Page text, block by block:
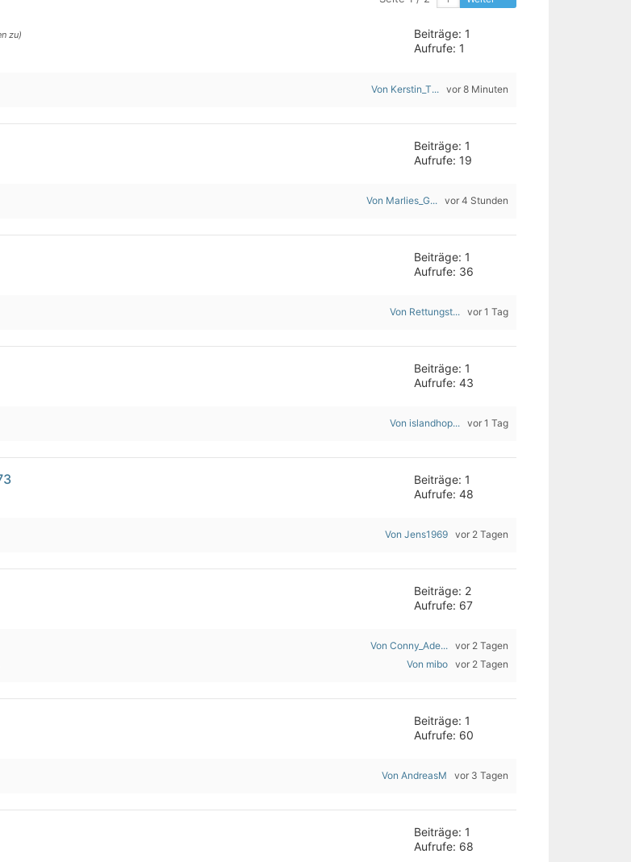
zu)
Beiträge: 1
Aufrufe: 1
Von Kerstin_T... vor 8 Minuten
Beiträge: 1
Aufrufe: 19
Von Marlies_G... vor 4 Stunden
Beiträge: 1
Aufrufe: 36
Von Rettungst... vor 1 Tag
Beiträge: 1
Aufrufe: 43
Von islandhop... vor 1 Tag
Beiträge: 1
Aufrufe: 48
Von Jens1969 vor 2 Tagen
Beiträge: 2
Aufrufe: 67
Von Conny_Ade... vor 2 Tagen
Von mibo vor 2 Tagen
Beiträge: 1
Aufrufe: 60
Von AndreasM vor 3 Tagen
Beiträge: 1
Aufrufe: 68